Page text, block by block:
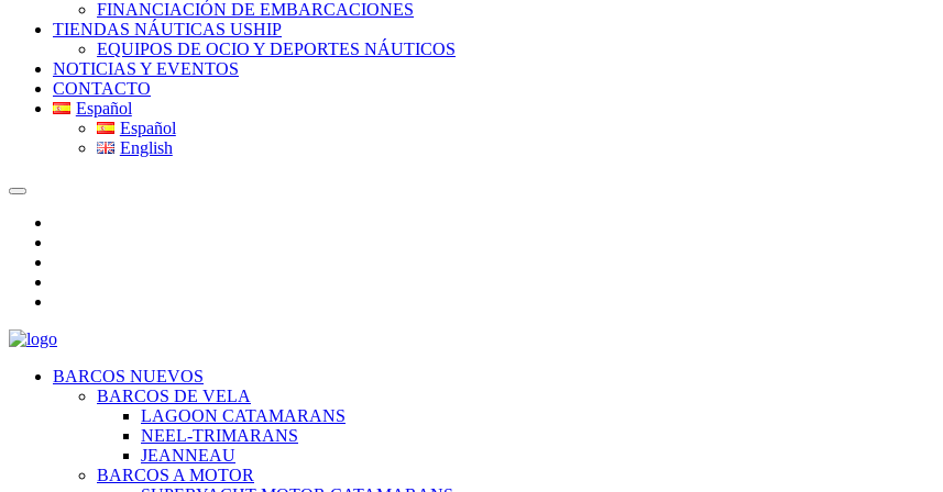
FINANCIACIÓN DE EMBARCACIONES
TIENDAS NÁUTICAS USHIP
EQUIPOS DE OCIO Y DEPORTES NÁUTICOS
NOTICIAS Y EVENTOS
CONTACTO
Español
Español
English
BARCOS NUEVOS
BARCOS DE VELA
LAGOON CATAMARANS
NEEL-TRIMARANS
JEANNEAU
BARCOS A MOTOR